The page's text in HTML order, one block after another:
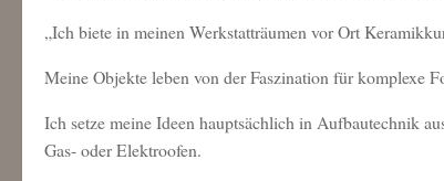
„Ich biete in meinen Werkstatträumen vor Ort
Meine Objekte leben von der Faszination für komplexe
Ich setze meine Ideen hauptsächlich in Aufbautechnik
Gas- oder Elektroofen.